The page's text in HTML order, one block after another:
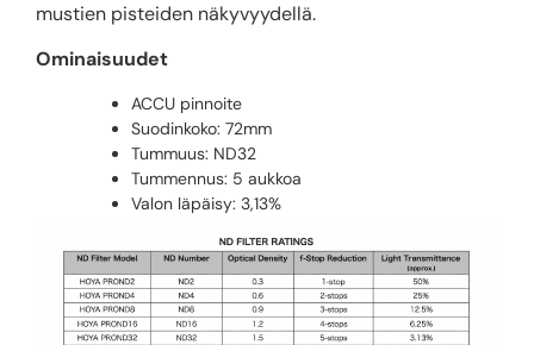
mustien pisteiden näkyvyydellä.
Ominaisuudet
ACCU pinnoite
Suodinkoko: 72mm
Tummuus: ND32
Tummennus: 5 aukkoa
Valon läpäisy: 3,13%